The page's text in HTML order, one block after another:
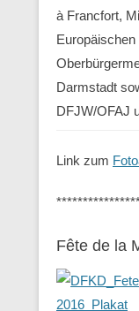
à Francfort,
Darmstadt
DFJW/OFAJ
Link zum
Fête de la